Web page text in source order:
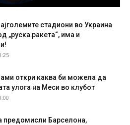
стадиони во Украина
„руска ракета“, има и
откри каква би можела да
улога на Меси во клубот
предомисли Барселона,